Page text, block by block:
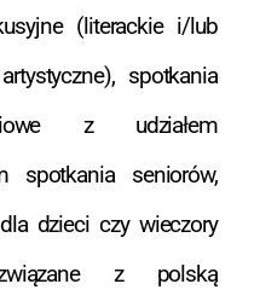
(literackie i/lub
spotkania
z udziałem
spotkania seniorów,
dzieci czy wieczory
z polską